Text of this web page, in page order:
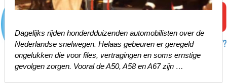
Dagelijks rijden honderdduizenden automobilisten over de
Nederlandse snelwegen. Helaas gebeuren er geregeld
ongelukken die voor files, vertragingen en soms ernstige
gevolgen zorgen. Vooral de A50, A58 en A67 zijn …